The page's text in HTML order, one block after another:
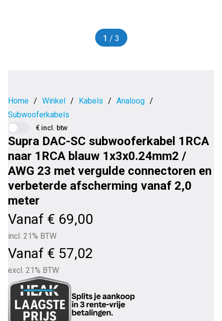
1 / 3
Home / Winkel / Kabels / Analoog /
Subwooferkabels
€ incl. btw
Supra DAC-SC subwooferkabel 1RCA
naar 1RCA blauw 1x3x0.24mm2 /
AWG 23 met vergulde connectoren en
verbeterde afscherming vanaf 2,0
meter
Vanaf € 69,00
incl. 21% BTW
Vanaf € 57,02
excl. 21% BTW